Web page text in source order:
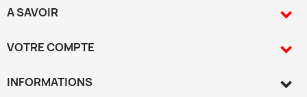
A SAVOIR 
VOTRE COMPTE 
INFORMATIONS keyboard_arrow_down